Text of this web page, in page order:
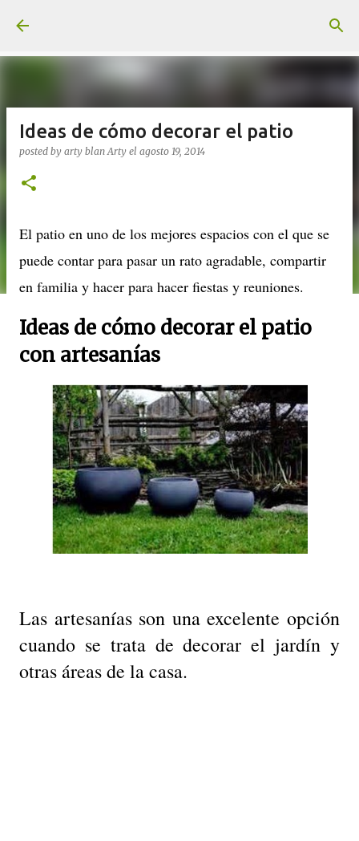
Ideas de cómo decorar el patio
posted by arty blanArty el agosto 19, 2014
El patio en uno de los mejores espacios con el que se
puede contar para pasar un rato agradable, compartir
en familia y hacer para hacer fiestas y reuniones.
Ideas de cómo decorar el patio
con artesanías
Las artesanías son una excelente opción
cuando se trata de decorar el jardín y
otras áreas de la casa.